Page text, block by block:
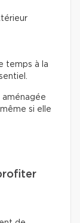
temps à la
si elle